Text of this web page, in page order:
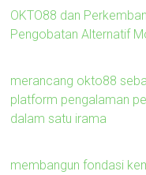
OKTO88 dan
Pengobatan Alternatif
merancang okto88
platform pengalaman
dalam satu irama
membangun fondasi